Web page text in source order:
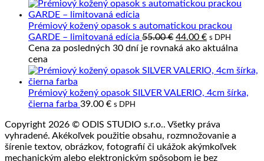
prírodná
a
jej
spracovanie
Prémiový kožený opasok s automatickou prackou
GARDE – limitovaná edícia 55.00€ Pôvodná
cena
55.00 €.
44.00 €Aktuálna
cena
44.00 €.
s DPH
Cena za posledných 30 dní je rovnaká ako aktuálna
cena
Prémiový kožený opasok SILVER VALERIO, 4cm šírka,
čierna farba 39.00 € s DPH
Copyright 2026 © ODIS STUDIO s.r.o.. Všetky práva
vyhradené. Akékoľvek použitie obsahu, rozmnožovanie a
šírenie textov, obrázkov, fotografií či ukážok akýmkoľvek
mechanickým alebo elektronickým spôsobom je bez